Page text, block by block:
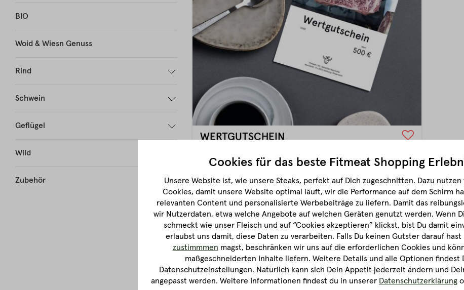
BIO
Woid & Wiesn Genuss
Rind
Schwein
Geflügel
Wild
Zubehör
WERTGUTSCHEIN
€ 50,00
Sofort verfügbar. Lieferzeit: 1 Werktag
Echten Freunden schenkt man ein Steak oder einen
Wertgutschein von Fitmeat.
Cookies für das beste Fitmeat Shopping
Unsere Website ist, wie unsere Steaks, perfekt auf Dich zugeschnitten. Dazu
Cookies, damit unsere Website optimal läuft, wir die Performance auf dem Schirm
relevanten Content und personalisierte Werbebeiträge zu liefern. Damit das
wir Nutzerdaten, etwa welche Angebote auf welchen Geräten genutzt werden. Wenn
schmeckt wie unser Fleisch und auf “Cookies akzeptieren” klickst, bist Du damit
erlaubst uns damit, diese Daten zu verarbeiten. Falls Du keinen Gutster darauf hast
zustimmmen magst, beschränken wir uns auf die erforderlichen Cookies und
maßgeschneiderten Inhalte liefern. Weitere Details und alle Optionen findest
Datenschutzeinstellungen. Natürlich kann sich Dein Appetit jederzeit ändern und
angepasst werden. Weitere Informationen findest du in unserer Datenschutzerklärung